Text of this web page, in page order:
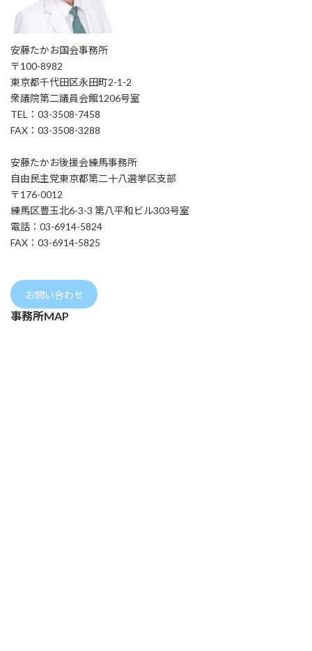
安藤たかお国会事務所
〒100-8982
東京都千代田区永田町2-1-2
衆議院第二議員会館1206号室
TEL：03-3508-7458
FAX：03-3508-3288
安藤たかお後援会練馬事務所
自由民主党東京都第二十八選挙区支部
〒176-0012
練馬区豊玉北6-3-3 第八平和ビル303号室
電話：03-6914-5824
FAX：03-6914-5825
お問い合わせ
事務所MAP